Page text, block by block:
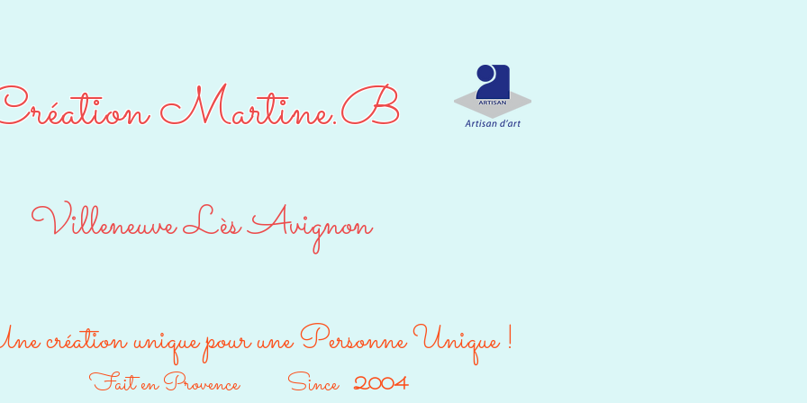
Martine.B
Villeneuve Lès Avignon
création unique pour une Personne Unique !
Fait en Provence Since 2004